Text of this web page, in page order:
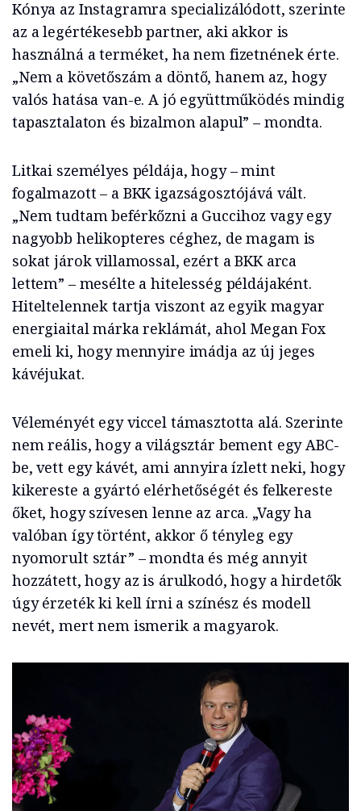
Kónya az Instagramra specializálódott, szerinte
az a legértékesebb partner, aki akkor is
használná a terméket, ha nem fizetnének érte.
„Nem a követőszám a döntő, hanem az, hogy
valós hatása van-e. A jó együttműködés mindig
tapasztalaton és bizalmon alapul” – mondta.
Litkai személyes példája, hogy – mint
fogalmazott – a BKK igazságosztójává vált.
„Nem tudtam beférkőzni a Guccihoz vagy egy
nagyobb helikopteres céghez, de magam is
sokat járok villamossal, ezért a BKK arca
lettem” – mesélte a hitelesség példájaként.
Hiteltelennek tartja viszont az egyik magyar
energiaital márka reklámát, ahol Megan Fox
emeli ki, hogy mennyire imádja az új jeges
kávéjukat.
Véleményét egy viccel támasztotta alá. Szerinte
nem reális, hogy a világsztár bement egy ABC-
be, vett egy kávét, ami annyira ízlett neki, hogy
kikereste a gyártó elérhetőségét és felkereste
őket, hogy szívesen lenne az arca. „Vagy ha
valóban így történt, akkor ő tényleg egy
nyomorult sztár” – mondta és még annyit
hozzátett, hogy az is árulkodó, hogy a hirdetők
úgy érzeték ki kell írni a színész és modell
nevét, mert nem ismerik a magyarok.